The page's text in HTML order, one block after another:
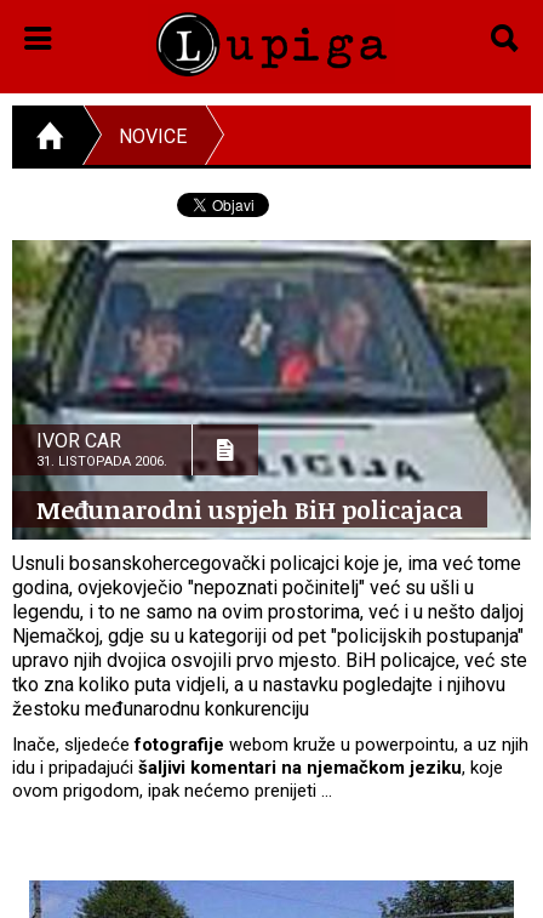
NOVICE
IVOR CAR
31. LISTOPADA 2006.
Međunarodni uspjeh BiH policajaca
Usnuli bosanskohercegovački policajci koje je, ima već tome
godina, ovjekovječio "nepoznati počinitelj" već su ušli u
legendu, i to ne samo na ovim prostorima, već i u nešto daljoj
Njemačkoj, gdje su u kategoriji od pet "policijskih postupanja"
upravo njih dvojica osvojili prvo mjesto. BiH policajce, već ste
tko zna koliko puta vidjeli, a u nastavku pogledajte i njihovu
žestoku međunarodnu konkurenciju
Inače, sljedećefotografije webom kruže u powerpointu, a uz njih
idu i pripadajući šaljivi komentari na njemačkom jeziku, koje
ovom prigodom, ipak nećemo prenijeti ...